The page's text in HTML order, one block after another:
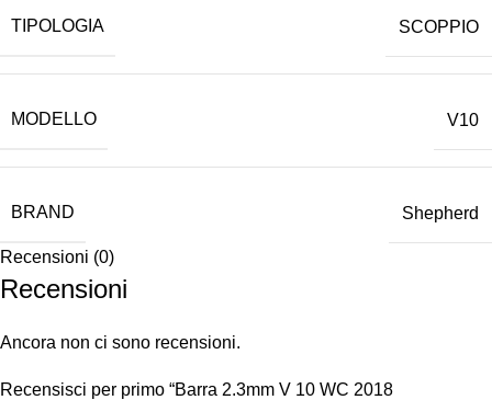
TIPOLOGIA SCOPPIO
MODELLO V10
BRAND Shepherd
Recensioni (0)
Recensioni
Ancora non ci sono recensioni.
Recensisci per primo “Barra 2.3mm V 10 WC 2018